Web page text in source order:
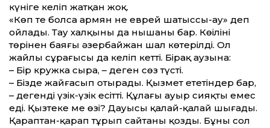
күніге келіп жатқан жоқ.
«Көп те болсаң армян не еврей шатыссың-ау» деп
ойлады. Тау халқының да нышаны бар. Көңілінің
төрінен баяғы әзербайжан шал көтерілді. Ол
жайлы сұрағысы да келіп кетті. Бірақ аузына:
– Бір кружка сыра, – деген сөз түсті.
– Бізде жайғасып отырады. Қызмет ететіндер бар,
– дегенді үзік-үзік есітті. Құлағы ауыр сияқты емес
еді. Қызтеке ме өзі? Дауысы қалай-қалай шығады.
Қараптан-қарап тұрып сайтаны қозды. Бұны сол